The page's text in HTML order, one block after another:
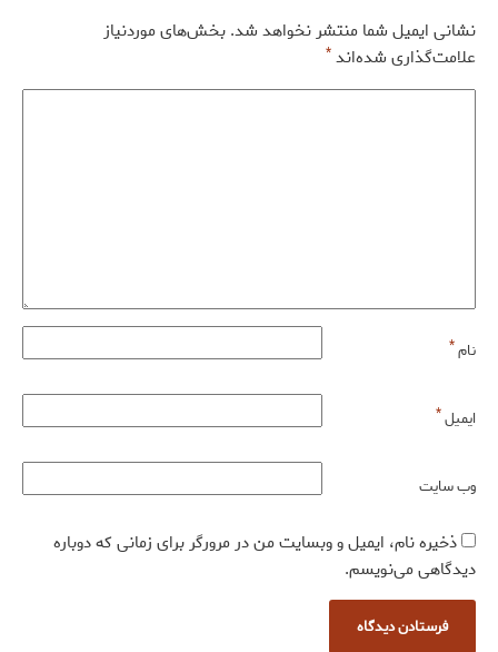
نشانی ایمیل شما منتشر نخواهد شد. بخش‌های موردنیاز
علامت‌گذاری شده‌اند *
نام*
ایمیل*
وب‌ سایت
ذخیره نام، ایمیل و وبسایت من در مرورگر برای زمانی که دوباره
دیدگاهی می‌نویسم.